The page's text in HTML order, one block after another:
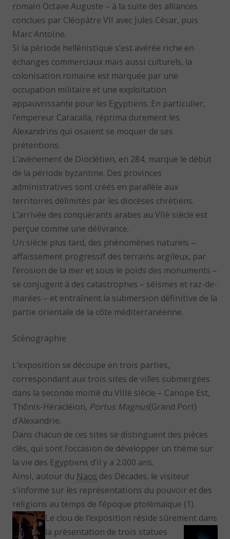
romain Octave Auguste – à la suite des alliances
conclues par Cléopâtre VII avec Jules César, puis
Marc Antoine.
Si la période hellénistique s’est avérée riche en
échanges commerciaux mais aussi culturels, la
colonisation romaine est marquée par une
occupation militaire et une exploitation
appauvrissante pour les Egyptiens. En particulier,
l’empereur Caracalla, réprima durement les
Alexandrins qui osaient se moquer de ses
prétentions.
L’avènement de Dioclétien, en 284, marque le début
de la période byzantine. Des provinces
administratives sont créés en parallèle aux
territoires délimités par les diocèses chrétiens.
L’arrivée des conquérants arabes au VIIè siècle est
perçue comme une délivrance.
Un siècle plus tard, des phénomènes naturels –
affaissement progressif des terrains argileux, par
l’érosion de la mer et sous le poids des monuments –
se conjugent à des catastrophes – séismes et raz-de-
marées – et entraînent la submersion définitive de la
partie orientale de la côte méditerranéenne.
Scénographie
L’exposition se découpe en trois parties,
correspondant aux trois sites de villes submergées
dans la seconde moitié du VIIIè siècle – Canope Est,
Thônis-Héracléion, Portus Magnus(Grand Port)
d’Alexandrie.
Dans chacun de ces sites se distinguent des pièces
clés, qui sont l’occasion de développer un thème sur
la vie des Egyptiens d’il y a 2.000 ans.
Ainsi, autour du Naos des Décades, le visiteur
s’informe sur les représentations du pouvoir et des
religions au temps de l’époque ptolémaïque (1).
Le clou de l’exposition réside sûrement dans
la présentation de trois statues